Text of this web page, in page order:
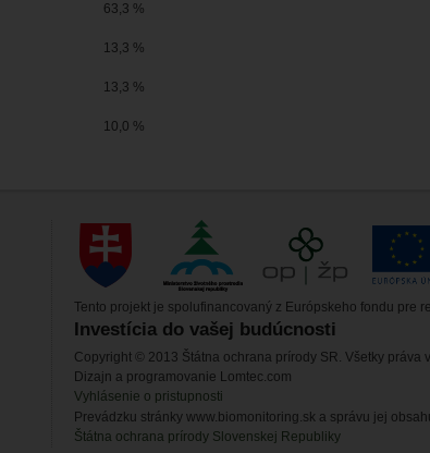
63,3 %
13,3 %
13,3 %
10,0 %
Tento projekt je spolufinancovaný z Európskeho fondu pre
Investícia do vašej budúcnosti
Copyright © 2013 Štátna ochrana prírody SR. Všetky práva
Dizajn a programovanie Lomtec.com
Vyhlásenie o pristupnosti
Prevádzku stránky www.biomonitoring.sk a správu jej
Štátna ochrana prírody Slovenskej Republiky